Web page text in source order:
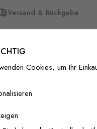
Versand & Rückgabe
Cookies, um Ihr